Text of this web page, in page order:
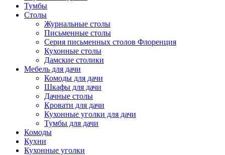
Тумбы
Столы
Журнальные столы
Письменные столы
Серия письменных столов Флоренция
Кухонные столы
Дамские столики
Мебель для дачи
Комоды для дачи
Шкафы для дачи
Дачные столы
Кровати для дачи
Кухонные уголки для дачи
Тумбы для дачи
Комоды
Кухни
Кухонные уголки